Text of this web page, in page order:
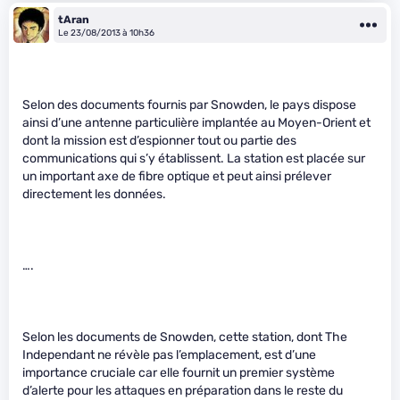
tAran
Le 23/08/2013 à 10h36
Selon des documents fournis par Snowden, le pays dispose
ainsi d’une antenne particulière implantée au Moyen-Orient et
dont la mission est d’espionner tout ou partie des
communications qui s’y établissent. La station est placée sur
un important axe de fibre optique et peut ainsi prélever
directement les données.
….
Selon les documents de Snowden, cette station, dont The
Independant ne révèle pas l’emplacement, est d’une
importance cruciale car elle fournit un premier système
d’alerte pour les attaques en préparation dans le reste du